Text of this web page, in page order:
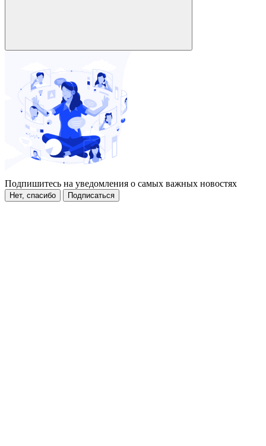
Подпишитесь на уведомления о самых важных новостях
Нет, спасибо Подписаться